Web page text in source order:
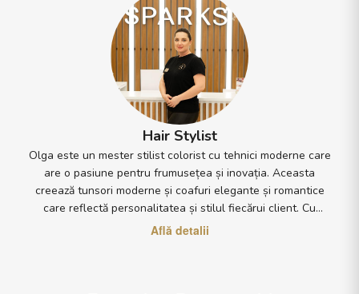
Hair Stylist
Olga este un mester stilist colorist cu tehnici moderne care
are o pasiune pentru frumusețea și inovația. Aceasta
creează tunsori moderne și coafuri elegante și romantice
care reflectă personalitatea și stilul fiecărui client. Cu
tehnici avansate, cum ar fi airtouch și balayage, Olga poate
Află detalii